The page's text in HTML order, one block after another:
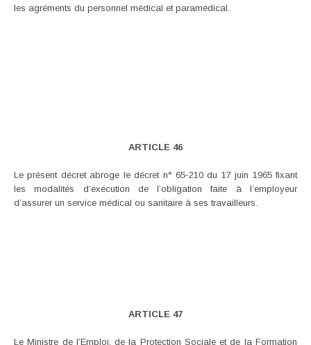
les agréments du personnel médical et paramédical.
ARTICLE 46
Le présent décret abroge le décret n° 65-210 du 17 juin 1965 fixant
les modalités d’exécution de l’obligation faite à l’employeur
d’assurer un service médical ou sanitaire à ses travailleurs.
ARTICLE 47
Le Ministre de l’Emploi, de la Protection Sociale et de la Formation